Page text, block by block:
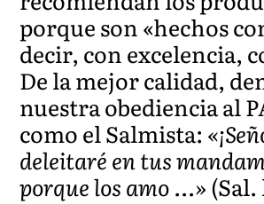
porque son «hechos
decir, con excelencia,
De la mejor calidad,
nuestra obediencia al
como el Salmista:
deleitaré en tus
porque los amo …»(Sal.